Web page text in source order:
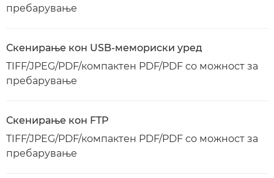
пребарување
Скенирање кон USB-мемориски уред
TIFF/JPEG/PDF/компактен PDF/PDF со можност за
пребарување
Скенирање кон FTP
TIFF/JPEG/PDF/компактен PDF/PDF со можност за
пребарување